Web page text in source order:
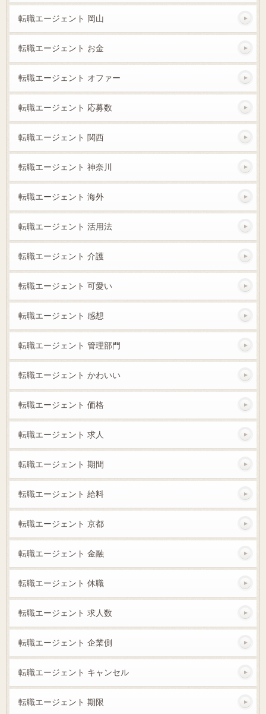
転職エージェント 岡山
転職エージェント お金
転職エージェント オファー
転職エージェント 応募数
転職エージェント 関西
転職エージェント 神奈川
転職エージェント 海外
転職エージェント 活用法
転職エージェント 介護
転職エージェント 可愛い
転職エージェント 感想
転職エージェント 管理部門
転職エージェント かわいい
転職エージェント 価格
転職エージェント 求人
転職エージェント 期間
転職エージェント 給料
転職エージェント 京都
転職エージェント 金融
転職エージェント 休職
転職エージェント 求人数
転職エージェント 企業側
転職エージェント キャンセル
転職エージェント 期限